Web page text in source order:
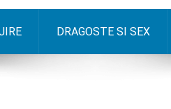
DRAGOSTE SI SEX